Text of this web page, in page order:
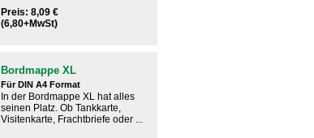
Preis: 8,09 €
(6,80+MwSt)
Bordmappe XL
Für DIN A4 Format
In der Bordmappe XL hat alles
seinen Platz. Ob Tankkarte,
Visitenkarte, Frachtbriefe oder ...